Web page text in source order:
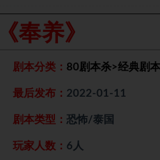
《奉养》
剧本分类： 80剧本杀>经典剧本
最后发布： 2022-01-11
剧本类型： 恐怖/泰国
玩家人数： 6人